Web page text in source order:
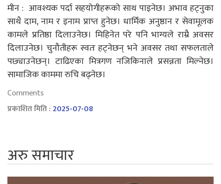
मीन : आवश्यक पर्दा सहयोगीहरूको साथ पाइनेछ। अभाव हट्नुका
साथै दाम, नाम र इनाम प्राप्त हुनेछ। धार्मिक अनुष्ठान र सेवामूलक
कामले प्रतिष्ठा दिलाउनेछ। मिहिनेत परे पनि भाग्यले राम्रै अवसर
दिलाउनेछ। चुनौतीहरू स्वतः हट्नेछन् भने अवसर तथा सफलताले
पछ्याउनेछन्। टाढिएका मित्रगण नजिकिनाले प्रसन्नता मिल्नेछ।
सामाजिक काममा रुचि बढ्नेछ।
Comments
प्रकाशित मिति :2025-07-08
अरु समाचार